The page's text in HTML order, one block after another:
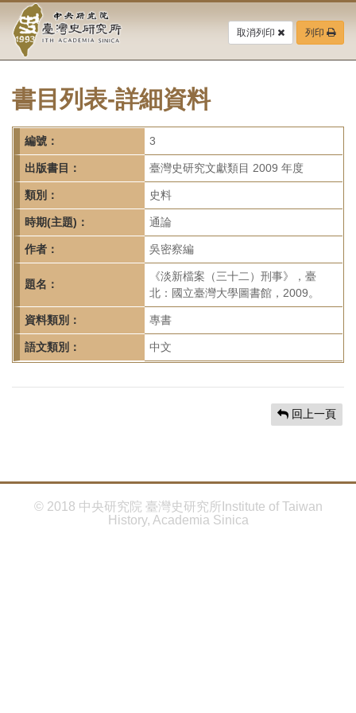
要
中
央
研
究
院-
臺
灣
史
研
究
所-
首
頁
取消列印 列印
書目列表-詳細資料
編號： 3
出版書目： 臺灣史研究文獻類目 2009 年度
類別： 史料
時期(主題)： 通論
作者： 吳密察編
題名：
《淡新檔案（三十二）刑事》，臺
北：國立臺灣大學圖書館，2009。
資料類別： 專書
語文類別： 中文
回上一頁
© 2018 中央研究院 臺灣史研究所Institute of Taiwan
History, Academia Sinica